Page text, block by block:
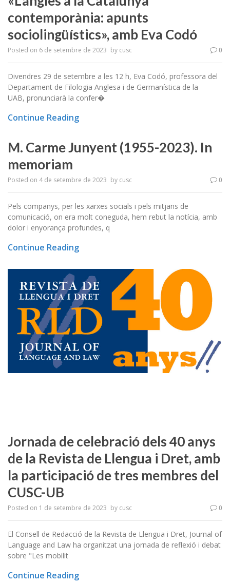
contemporània: apunts
sociolingüístics», amb Eva Codó
Posted on 6 de setembre de 2023 by cusc 0
Divendres 29 de setembre a les 12 h, Eva Codó, professora del
Departament de Filologia Anglesa i de Germanística de la
UAB, pronunciarà la confer�
Continue Reading
M. Carme Junyent (1955-2023). In
memoriam
Posted on 4 de setembre de 2023 by cusc 0
Pels companys, per les xarxes socials i pels mitjans de
comunicació, on era molt coneguda, hem rebut la notícia, amb
dolor i enyorança profundes, q
Continue Reading
Jornada de celebració dels 40 anys
de la Revista de Llengua i Dret, amb
la participació de tres membres del
CUSC-UB
Posted on 1 de setembre de 2023 by cusc 0
El Consell de Redacció de la Revista de Llengua i Dret, Journal of
Language and Law ha organitzat una jornada de reflexió i debat
sobre "Les mobilit
Continue Reading